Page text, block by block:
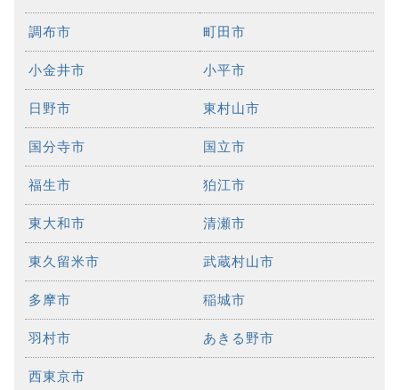
調布市 町田市
小金井市 小平市
日野市 東村山市
国分寺市 国立市
福生市 狛江市
東大和市 清瀬市
東久留米市 武蔵村山市
多摩市 稲城市
羽村市 あきる野市
西東京市